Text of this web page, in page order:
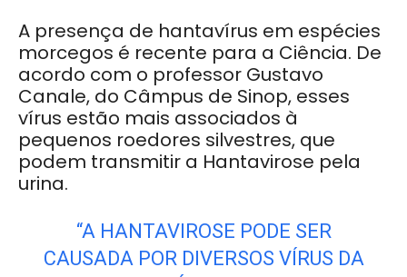
A presença de hantavírus em espécies
morcegos é recente para a Ciência. De
acordo com o professor Gustavo
Canale, do Câmpus de Sinop, esses
vírus estão mais associados à
pequenos roedores silvestres, que
podem transmitir a Hantavirose pela
urina.
“A HANTAVIROSE PODE SER
CAUSADA POR DIVERSOS VÍRUS DA